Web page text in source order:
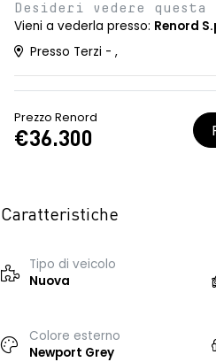
Desideri vedere
Vieni a vederla presso: Renord
Presso Terzi - ,
Prezzo Renord
€36.300
Caratteristiche
Tipo di veicolo
Nuova
Colore esterno
Newport Grey